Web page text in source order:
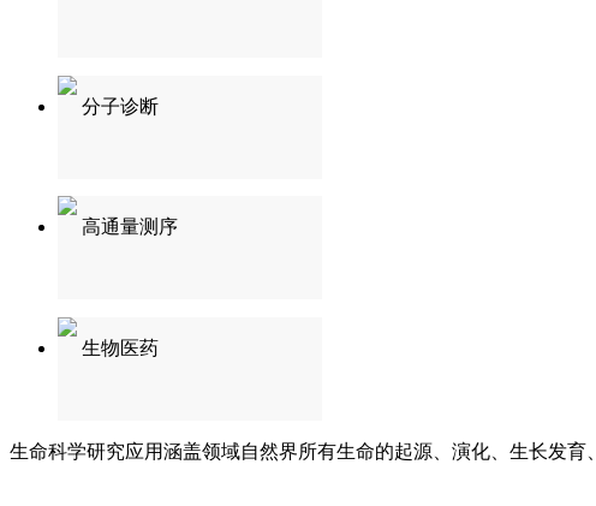
分子诊断
高通量测序
生物医药
生命科学研究应用涵盖领域自然界所有生命的起源、演化、生长发